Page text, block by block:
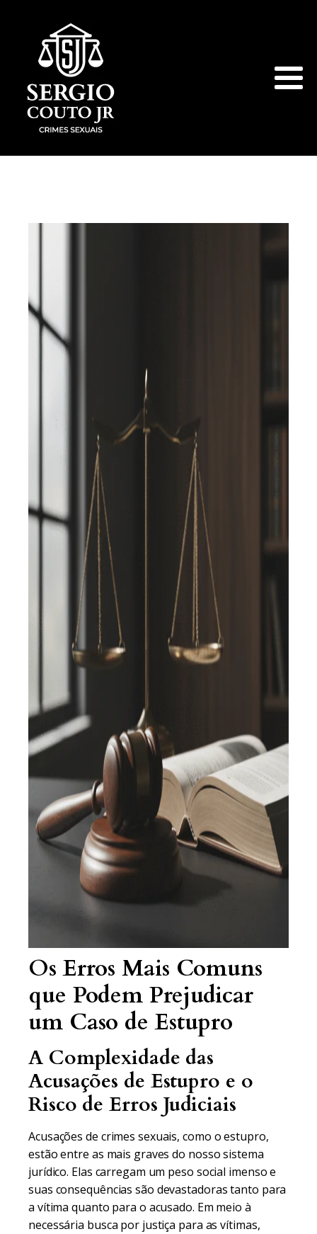
Os Erros Mais Comuns
que Podem Prejudicar
um Caso de Estupro
A Complexidade das
Acusações de Estupro e o
Risco de Erros Judiciais
Acusações de crimes sexuais, como o estupro,
estão entre as mais graves do nosso sistema
jurídico. Elas carregam um peso social imenso e
suas consequências são devastadoras tanto para
a vítima quanto para o acusado. Em meio à
necessária busca por justiça para as vítimas,